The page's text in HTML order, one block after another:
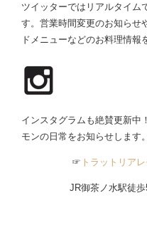
ツイッターではリアルタイム
す。営業時間変更のお知らせ
ドメニューなどのお料理情報
インスタグラムも絶賛更新中
モンの日常をお知らせします。
☞ トラットリア
JR御茶ノ水駅徒